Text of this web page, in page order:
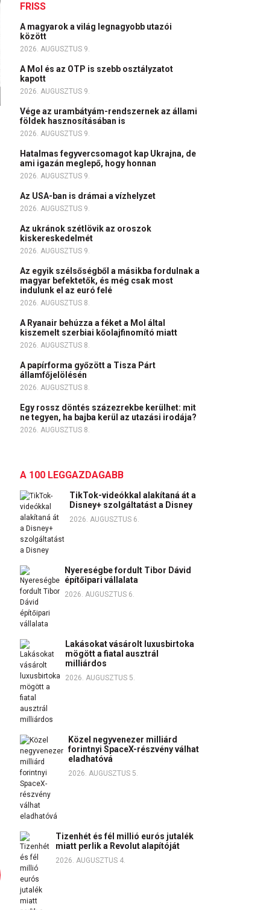
FRISS
A magyarok a világ legnagyobb utazói
között
2026. AUGUSZTUS 9.
A Mol és az OTP is szebb osztályzatot
kapott
2026. AUGUSZTUS 9.
Vége az urambátyám-rendszernek az állami
földek hasznosításában is
2026. AUGUSZTUS 9.
Hatalmas fegyvercsomagot kap Ukrajna, de
ami igazán meglepő, hogy honnan
2026. AUGUSZTUS 9.
Az USA-ban is drámai a vízhelyzet
2026. AUGUSZTUS 9.
Az ukránok szétlövik az oroszok
kiskereskedelmét
2026. AUGUSZTUS 9.
Az egyik szélsőségből a másikba fordulnak a
magyar befektetők, és még csak most
indulunk el az euró felé
2026. AUGUSZTUS 8.
A Ryanair behúzza a féket a Mol által
kiszemelt szerbiai kőolajfinomító miatt
2026. AUGUSZTUS 8.
A papírforma győzött a Tisza Párt
államfőjelölésén
2026. AUGUSZTUS 8.
Egy rossz döntés százezrekbe kerülhet: mit
ne tegyen, ha bajba kerül az utazási irodája?
2026. AUGUSZTUS 8.
A 100 LEGGAZDAGABB
TikTok-videókkal alakítaná át a
Disney+ szolgáltatást a Disney
2026. AUGUSZTUS 6.
Nyereségbe fordult Tibor Dávid
építőipari vállalata
2026. AUGUSZTUS 6.
Lakásokat vásárolt luxusbirtoka
mögött a fiatal ausztrál
milliárdos
2026. AUGUSZTUS 5.
Közel negyvenezer milliárd
forintnyi SpaceX-részvény válhat
eladhatóvá
2026. AUGUSZTUS 5.
Tizenhét és fél millió eurós jutalék
miatt perlik a Revolut alapítóját
2026. AUGUSZTUS 4.